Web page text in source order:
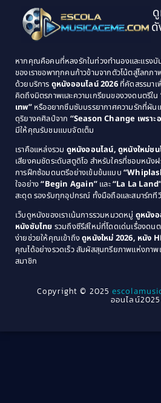
Classic หนังคลาสสิก
Classic หนังคลาสสิก
Classic หนังคลาสสิก
Comedy ตลก
Comedy ตลก(46)
Coming of Age ก้าวพ้น
Coming-of-Age
Community(1)
Crime อาชญากรรม
Cult Film(4)
1995
1993
1989
1987
1985
1983
1979
1976
1974
1971
1969
1964
1940
หากคุณคือคนที่หลงรักในท่วงทำนองและแรงบั
ของเราขอพาทุกคนก้าวข้ามจากตัวโน้ตสู่โลกภ
ด้วยบริการ ดูหนังออนไลน์ 2026ที่คัดสรรมาเ
คิดถึงมิตรภาพและความเกรียนของวงดนตรีใน
เทพ”หรืออยากซึมซับบรรยากาศความรักที่ผัน
ดุริยางคศิลป์จาก “Season Change เพรา
มีให้คุณรับชมแบบจัดเต็ม
เราคือแหล่งรวม ดูหนังออนไลน์, ดูหนังใหม่ชน
เสียงคมชัดระดับสตูดิโอ สำหรับใครที่ชอบหนัง
การฝึกซ้อมดนตรีอย่างเข้มข้นแบบ
ใจอย่าง“Begin Again” และ“La La
สะดุด รองรับทุกอุปกรณ์ ทั้งมือถือและสมาร์ททีวี
เว็บดูหนังของเราเน้นการรวมหมวดหมู่ ดูหนัง
หนังซับไทย รวมถึงซีรีส์ใหม่ที่โดดเด่นเรื่องด
ง่ายช่วยให้คุณเข้าถึงดูหนังใหม่ 2026, หนัง
คุณได้อย่างรวดเร็ว สัมผัสสุนทรียภาพแห่งภาพ
สมาชิก
Copyright © 2025
ออนไลน์2025